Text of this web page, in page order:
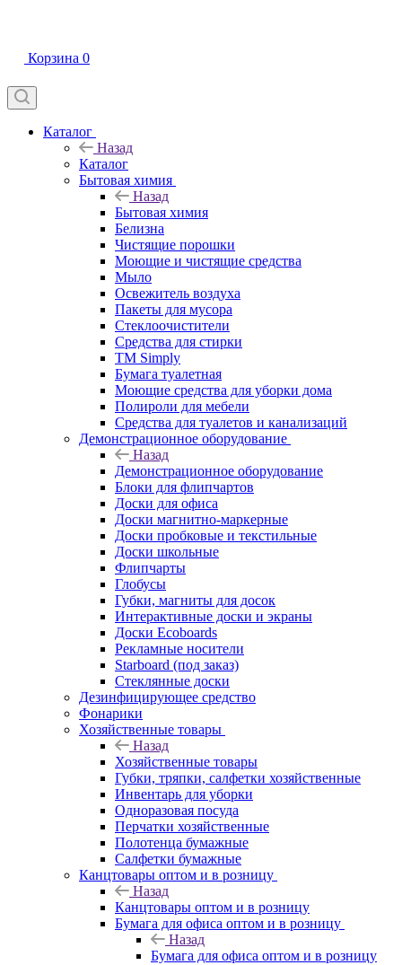
Корзина 0
Каталог
Назад
Каталог
Бытовая химия
Назад
Бытовая химия
Белизна
Чистящие порошки
Моющие и чистящие средства
Мыло
Освежитель воздуха
Пакеты для мусора
Стеклоочистители
Средства для стирки
TM Simply
Бумага туалетная
Моющие средства для уборки дома
Полироли для мебели
Средства для туалетов и канализаций
Демонстрационное оборудование
Назад
Демонстрационное оборудование
Блоки для флипчартов
Доски для офиса
Доски магнитно-маркерные
Доски пробковые и текстильные
Доски школьные
Флипчарты
Глобусы
Губки, магниты для досок
Интерактивные доски и экраны
Доски Ecoboards
Рекламные носители
Starboard (под заказ)
Стеклянные доски
Дезинфицирующее средство
Фонарики
Хозяйственные товары
Назад
Хозяйственные товары
Губки, тряпки, салфетки хозяйственные
Инвентарь для уборки
Одноразовая посуда
Перчатки хозяйственные
Полотенца бумажные
Салфетки бумажные
Канцтовары оптом и в розницу
Назад
Канцтовары оптом и в розницу
Бумага для офиса оптом и в розницу
Назад
Бумага для офиса оптом и в розницу